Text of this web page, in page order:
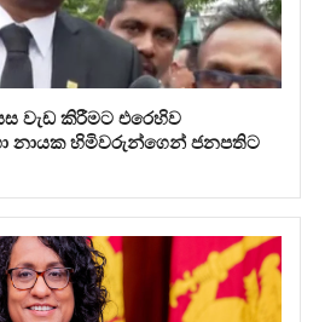
වැඩ කිරීමට එරෙහිව
නායක හිමිවරුන්ගෙන් ජනපතිට